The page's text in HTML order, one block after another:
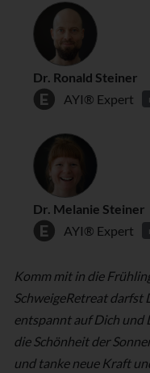
Dr. Ronald Steiner
AYI® Expert
Dr. Melanie Steiner
AYI® Expert
Komm mit in die
SchweigeRetreat darfst
entspannt auf Dich und
die Schönheit der
und tanke neue Kraft